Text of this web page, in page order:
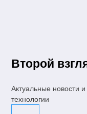
Второй
Актуальные новости
технологии